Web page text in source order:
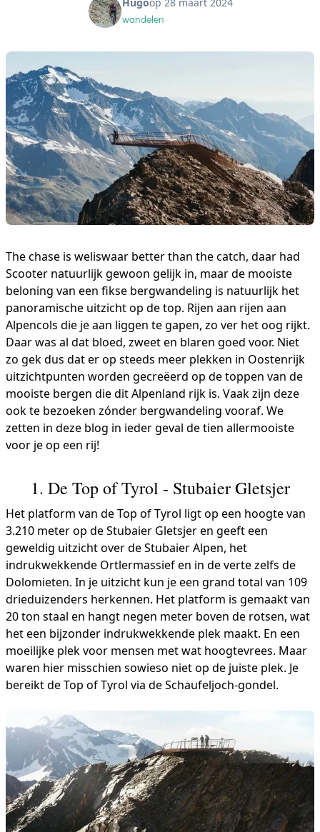
wandelen
The chase is weliswaar better than the catch, daar had
Scooter natuurlijk gewoon gelijk in, maar de mooiste
beloning van een fikse bergwandeling is natuurlijk het
panoramische uitzicht op de top. Rijen aan rijen aan
Alpencols die je aan liggen te gapen, zo ver het oog rijkt.
Daar was al dat bloed, zweet en blaren goed voor. Niet
zo gek dus dat er op steeds meer plekken in Oostenrijk
uitzichtpunten worden gecreëerd op de toppen van de
mooiste bergen die dit Alpenland rijk is. Vaak zijn deze
ook te bezoeken zónder bergwandeling vooraf. We
zetten in deze blog in ieder geval de tien allermooiste
voor je op een rij!
1. De Top of Tyrol - Stubaier Gletsjer
Het platform van de Top of Tyrol ligt op een hoogte van
3.210 meter op de Stubaier Gletsjer en geeft een
geweldig uitzicht over de Stubaier Alpen, het
indrukwekkende Ortlermassief en in de verte zelfs de
Dolomieten. In je uitzicht kun je een grand total van 109
drieduizenders herkennen. Het platform is gemaakt van
20 ton staal en hangt negen meter boven de rotsen, wat
het een bijzonder indrukwekkende plek maakt. En een
moeilijke plek voor mensen met wat hoogtevrees. Maar
waren hier misschien sowieso niet op de juiste plek. Je
bereikt de Top of Tyrol via de Schaufeljoch-gondel.